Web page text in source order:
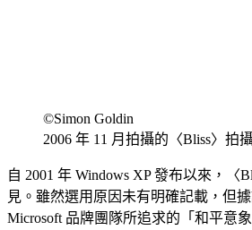
©Simon Goldin
2006 年 11 月拍攝的〈Bliss〉拍
自 2001 年 Windows XP 發布以來，〈
見。雖然選用原因未有明確記載，但
Microsoft 品牌團隊所追求的「和平意